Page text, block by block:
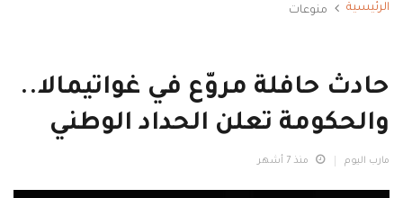
الرئيسية منوعات
حادث حافلة مروّع في غواتيمالا..
والحكومة تعلن الحداد الوطني
مارب اليوم منذ 7 أشهر